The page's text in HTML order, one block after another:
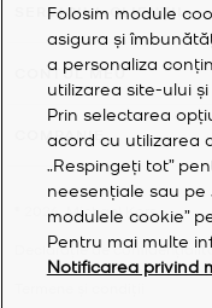
SERVICIUL CLIENȚII
CONTUL MEU
COMPANIE
2026 Michael Kors
Declarație de
Folosim module
asigura și
a personaliza
utilizarea site-ului
Prin selectarea
acord cu utilizarea
„Respingeți tot”
neesențiale sau pe
modulele cookie”
Pentru mai multe
Notificarea privind